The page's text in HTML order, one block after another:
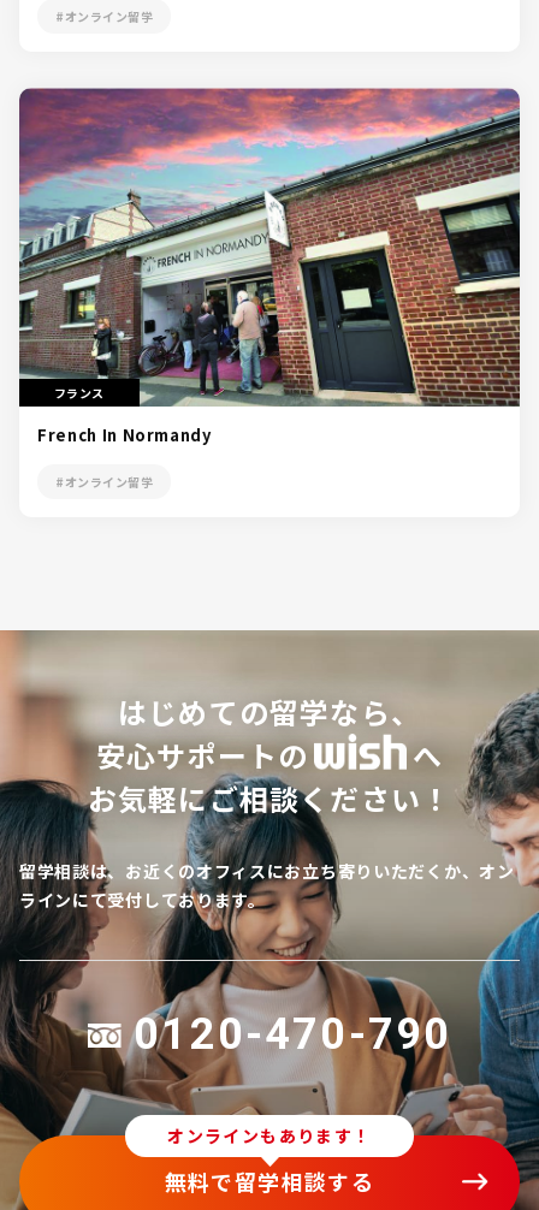
#オンライン留学
フランス
French In Normandy
#オンライン留学
はじめての留学なら、
安心サポートの
へ
お気軽にご相談ください！
留学相談は、お近くのオフィスにお立ち寄りいただくか、オン
ラインにて受付しております。
0120-470-790
オンラインもあります！
無料で留学相談する